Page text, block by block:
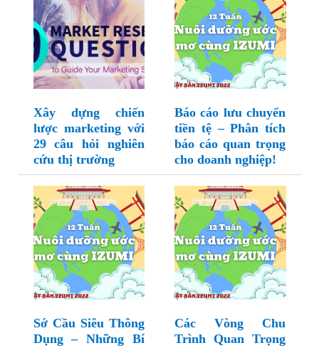
Xây dựng chiến
lược marketing với
29 câu hỏi nghiên
cứu thị trường
Báo cáo lưu chuyển
tiền tệ – Phân tích
báo cáo quan trọng
cho doanh nghiệp!
Sớ Cầu Siêu Thông
Dụng – Những Bí
Các Vòng Chu
Trình Quan Trọng